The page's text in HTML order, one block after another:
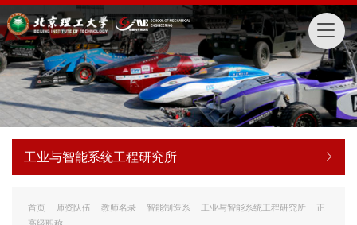
工业与智能系统工程研究所
首页 - 师资队伍 - 教师名录 - 智能制造系 - 工业与智能系统工程研究所 -
正